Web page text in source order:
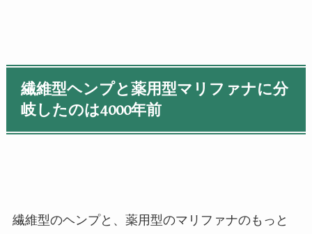
繊維型ヘンプと薬用型マリファナに分
岐したのは4000年前
繊維型のヘンプと、薬用型のマリファナのもっと